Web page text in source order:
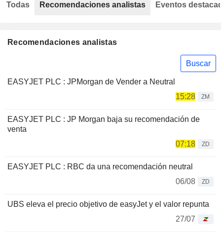
Recomendaciones analistas
Buscar
EASYJET PLC : JPMorgan de Vender a Neutral
15:28
ZM
EASYJET PLC : JP Morgan baja su recomendación de
venta
07:18
ZD
EASYJET PLC : RBC da una recomendación neutral
06/08
ZD
UBS eleva el precio objetivo de easyJet y el valor repunta
27/07
Todas Recomendaciones analistas Eventos